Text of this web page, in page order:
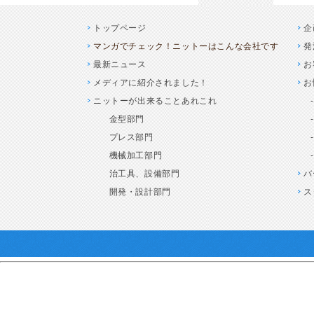
トップページ
マンガでチェック！ニットーはこんな会社です
最新ニュース
メディアに紹介されました！
ニットーが出来ることあれこれ
金型部門
プレス部門
機械加工部門
治工具、設備部門
開発・設計部門
企
発
お
お
バ
ス